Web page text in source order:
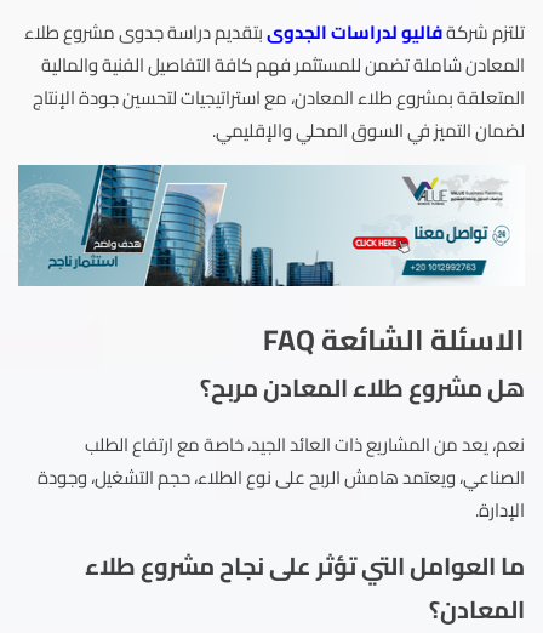
تلتزم شركةفاليو لدراسات الجدوىبتقديم دراسة جدوى مشروع طلاء
المعادن شاملة تضمن للمستثمر فهم كافة التفاصيل الفنية والمالية
المتعلقة بمشروع طلاء المعادن، مع استراتيجيات لتحسين جودة الإنتاج
لضمان التميز في السوق المحلي والإقليمي.
الاسئلة الشائعة FAQ
هل مشروع طلاء المعادن مربح؟
نعم، يعد من المشاريع ذات العائد الجيد، خاصة مع ارتفاع الطلب
الصناعي، ويعتمد هامش الربح على نوع الطلاء، حجم التشغيل، وجودة
الإدارة.
ما العوامل التي تؤثر على نجاح مشروع طلاء
المعادن؟